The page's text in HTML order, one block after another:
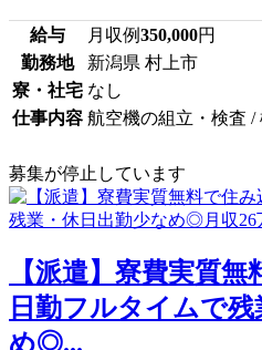
給与 月収例350,000円
勤務地
新潟県 村上市
寮・社宅 なし
仕事内容 航空機の組立・検査 /
募集が停止しています
【派遣】寮費実質
日勤フルタイムで
め◎...